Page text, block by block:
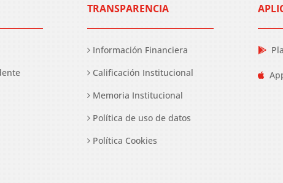
TRANSPARENCIA
Información Financiera
Calificación Institucional
Memoria Institucional
Política de uso de datos
Política Cookies